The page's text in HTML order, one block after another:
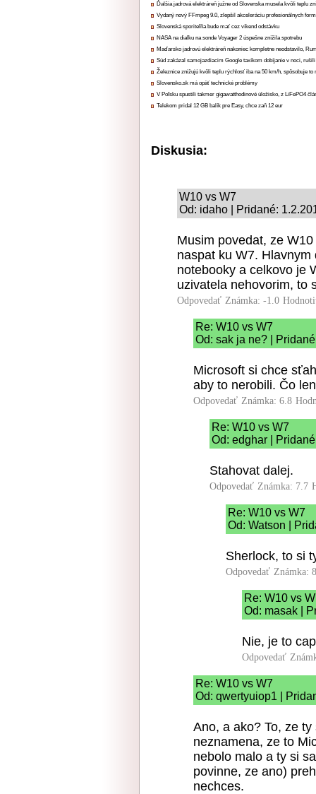
Ďalšia jadrová elektráreň južne od Slovenska musela kvôli teplu
Vydaný nový FFmpeg 9.0, zlepšil akceleráciu profesionálnych
Slovenská sporiteľňa bude mať cez víkend odstávku
NASA na diaľku na sonde Voyager 2 úspešne znížila spotrebu
Maďarsko jadrovú elektráreň nakoniec kompletne neodstavilo,
Súd zakázal samojazdiacim Google taxíkom dobíjanie v noci,
Železnice znižujú kvôli teplu rýchlosť iba na 50 km/h, spôsobuje to
Slovensko.sk má opäť technické problémy
V Poľsku spustili takmer gigawatthodinové úložisko, z LiFePO4
Telekom pridal 12 GB balík pre Easy, chce zaň 12 eur
Diskusia:
W10 vs W7
Od: idaho | Pridané:
Musim povedat, ze
naspat ku W7.
notebooky a celkovo je
uzivatela nehovorim, to
Odpovedať Známka: -1.0
Re: W10 vs W7
Od: sak ja ne? |
Microsoft si chce
aby to nerobili. Čo
Odpovedať Známka: 6.8
Re: W10 vs W7
Od: edghar |
Stahovat dalej.
Odpovedať Známka: 7.7
Re: W10 vs W7
Od: Watson |
Sherlock, to si
Odpovedať Známka:
Re: W10 vs
Od: masak |
Nie, je to
Odpovedať
Re: W10 vs W7
Od: qwertyuiop1 |
Ano, a ako? To, ze
neznamena, ze to
nebolo malo a ty si
povinne, ze ano)
nechces.